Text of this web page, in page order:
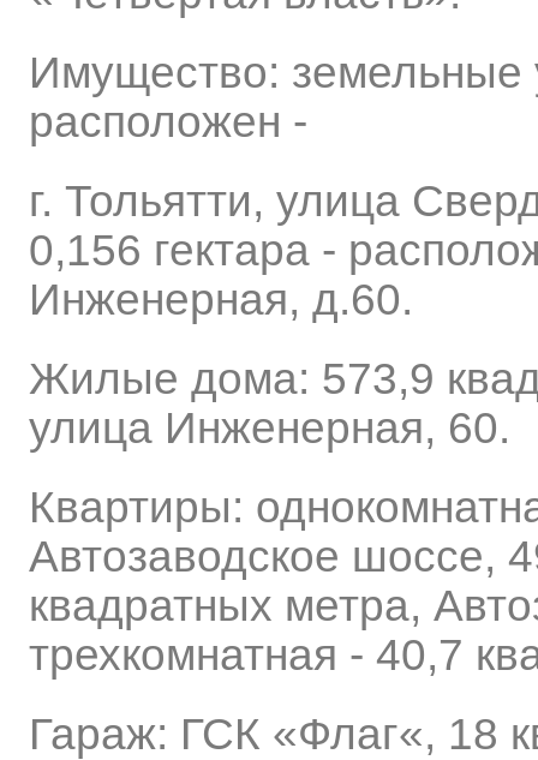
Имущество: земельные
расположен -
г. Тольятти, улица
0,156 гектара -
Инженерная, д.60.
Жилые дома: 573,9
улица Инженерная, 60.
Квартиры:
Автозаводское шоссе,
квадратных метра,
трехкомнатная - 40,7
Гараж: ГСК «Флаг«, 18